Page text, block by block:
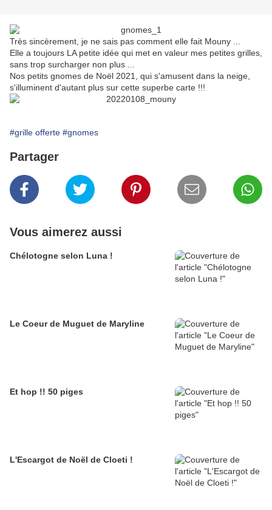
Très sincèrement, je ne sais pas comment elle fait Mouny ...
Elle a toujours LA petite idée qui met en valeur mes petites grilles,
sans trop surcharger non plus ...
Nos petits gnomes de Noël 2021, qui s'amusent dans la neige,
s'illuminent d'autant plus sur cette superbe carte !!!
#grille offerte #gnomes
Partager
Vous aimerez aussi
Chélotogne selon Luna !
Le Coeur de Muguet de Maryline
Et hop !! 50 piges
L'Escargot de Noël de Cloeti !